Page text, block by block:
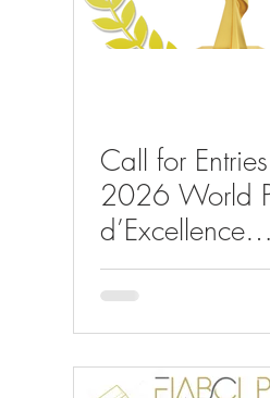
Call for
2026 World
d’Excellence
Awards